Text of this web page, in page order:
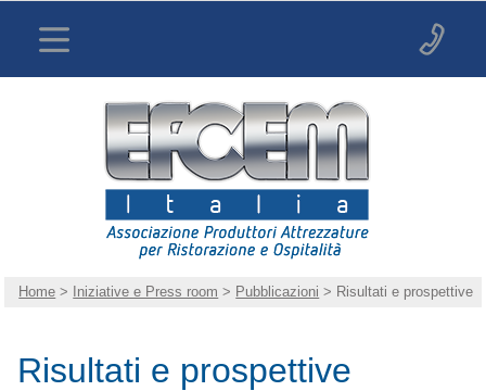
Home > Iniziative e Press room > Pubblicazioni > Risultati e prospettive
Risultati e prospettive